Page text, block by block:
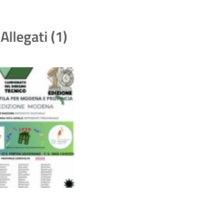
Allegati (1)